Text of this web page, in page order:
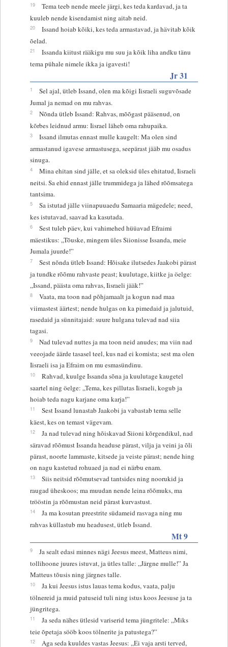
19
Tema teeb nende meele järgi, kes teda kardavad, ja ta
kuuleb nende kisendamist ning aitab neid.
20
Issand hoiab kõiki, kes teda armastavad, ja hävitab kõik
õelad.
21
Issanda kiitust rääkigu mu suu ja kõik liha andku tänu
tema pühale nimele ikka ja igavesti!
Jr 31
1
Sel ajal, ütleb Issand, olen ma kõigi Iisraeli suguvõsade
Jumal ja nemad on mu rahvas.
2
Nõnda ütleb Issand: Rahvas, mõõgast pääsenud, on
kõrbes leidnud armu: Iisrael läheb oma rahupaika.
3
Issand ilmutas ennast mulle kaugelt: Ma olen sind
armastanud igavese armastusega, seepärast jääb mu osadus
sinuga.
4
Mina ehitan sind jälle, et sa oleksid üles ehitatud, Iisraeli
neitsi. Sa ehid ennast jälle trummidega ja lähed rõõmsatega
tantsima.
5
Sa istutad jälle viinapuuaedu Samaaria mägedele; need,
kes istutavad, saavad ka kasutada.
6
Sest tuleb päev, kui vahimehed hüüavad Efraimi
mäestikus: „Tõuske, mingem üles Siionisse Issanda, meie
Jumala juurde!”
7
Sest nõnda ütleb Issand: Hõisake ilutsedes Jaakobi pärast
ja tundke rõõmu rahvaste peast; kuulutage, kiitke ja öelge:
„Issand, päästa oma rahvas, Iisraeli jääk!”
8
Vaata, ma toon nad põhjamaalt ja kogun nad maa
viimastest äärtest; nende hulgas on ka pimedaid ja jalutuid,
rasedaid ja sünnitajaid: suure hulgana tulevad nad siia
tagasi.
9
Nad tulevad nuttes ja ma toon neid anudes; ma viin nad
veeojade äärde tasasel teel, kus nad ei komista; sest ma olen
Iisraeli isa ja Efraim on mu esmasündinu.
10
Rahvad, kuulge Issanda sõna ja kuulutage kaugetel
saartel ning öelge: „Tema, kes pillutas Iisraeli, kogub ja
hoiab teda nagu karjane oma karja!”
11
Sest Issand lunastab Jaakobi ja vabastab tema selle
käest, kes on temast vägevam.
12
Ja nad tulevad ning hõiskavad Siioni kõrgendikul, nad
säravad rõõmust Issanda headuse pärast, vilja ja veini ja õli
pärast, noorte lammaste, kitsede ja veiste pärast; nende hing
on nagu kastetud rohuaed ja nad ei närbu enam.
13
Siis neitsid rõõmutsevad tantsides ning noorukid ja
raugad üheskoos; ma muudan nende leina rõõmuks, ma
trööstin ja rõõmustan neid pärast kurvastust.
14
Ja ma kosutan preestrite südameid rasvaga ning mu
rahvas küllastub mu headusest, ütleb Issand.
Mt 9
9
Ja sealt edasi minnes nägi Jeesus meest, Matteus nimi,
tollihoone juures istuvat, ja ütles talle: „Järgne mulle!” Ja
Matteus tõusis ning järgnes talle.
10
Ja kui Jeesus istus lauas tema kodus, vaata, palju
tölnereid ja muid patuseid tuli ning istus koos Jeesuse ja ta
jüngritega.
11
Ja seda nähes ütlesid variserid tema jüngritele: „Miks
teie õpetaja sööb koos tölnerite ja patustega?”
12 Aga seda kuuldes vastas Jeesus: „Ei vaja arsti terved,